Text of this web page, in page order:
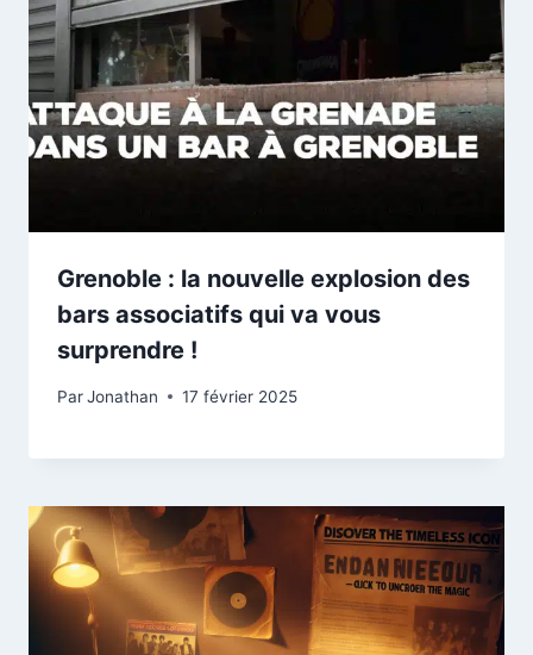
Grenoble : la nouvelle explosion des
bars associatifs qui va vous
surprendre !
ParJonathan 17 février 2025